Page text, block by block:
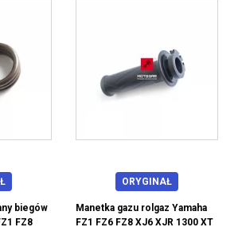
biegów
FZ8
ORYGINAŁ
Manetka gazu rolgaz Yamaha
FZ1 FZ6 FZ8 XJ6 XJR 1300 XT